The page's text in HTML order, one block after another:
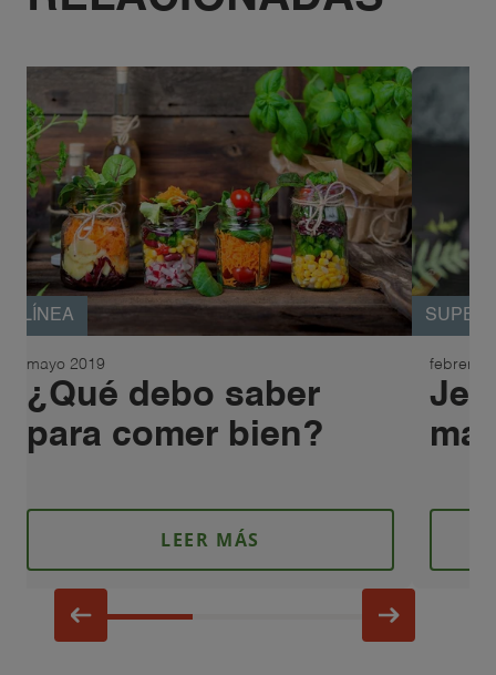
LÍNEA
mayo 2019
¿Qué debo saber
para comer bien?
LEER MÁS
febrero